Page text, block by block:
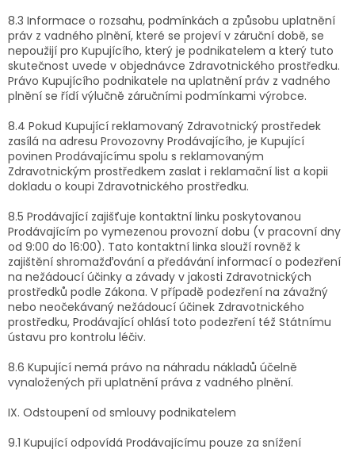
8.3 Informace o rozsahu, podmínkách a způsobu uplatnění
práv z vadného plnění, které se projeví v záruční době, se
nepoužijí pro Kupujícího, který je podnikatelem a který tuto
skutečnost uvede v objednávce Zdravotnického prostředku.
Právo Kupujícího podnikatele na uplatnění práv z vadného
plnění se řídí výlučně záručními podmínkami výrobce.
8.4 Pokud Kupující reklamovaný Zdravotnický prostředek
zasílá na adresu Provozovny Prodávajícího, je Kupující
povinen Prodávajícímu spolu s reklamovaným
Zdravotnickým prostředkem zaslat i reklamační list a kopii
dokladu o koupi Zdravotnického prostředku.
8.5 Prodávající zajišťuje kontaktní linku poskytovanou
Prodávajícím po vymezenou provozní dobu (v pracovní dny
od 9:00 do 16:00). Tato kontaktní linka slouží rovněž k
zajištění shromažďování a předávání informací o podezření
na nežádoucí účinky a závady v jakosti Zdravotnických
prostředků podle Zákona. V případě podezření na závažný
nebo neočekávaný nežádoucí účinek Zdravotnického
prostředku, Prodávající ohlásí toto podezření též Státnímu
ústavu pro kontrolu léčiv.
8.6 Kupující nemá právo na náhradu nákladů účelně
vynaložených při uplatnění práva z vadného plnění.
IX. Odstoupení od smlouvy podnikatelem
9.1 Kupující odpovídá Prodávajícímu pouze za snížení